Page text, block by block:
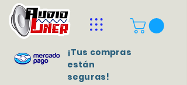
¡Tus compras
están
seguras!